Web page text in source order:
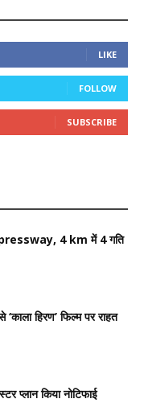
LIKE
FOLLOW
SUBSCRIBE
4 km में 4 गति
‘काला हिरण’ फिल्म पर राहत
प्लान किया नोटिफाई